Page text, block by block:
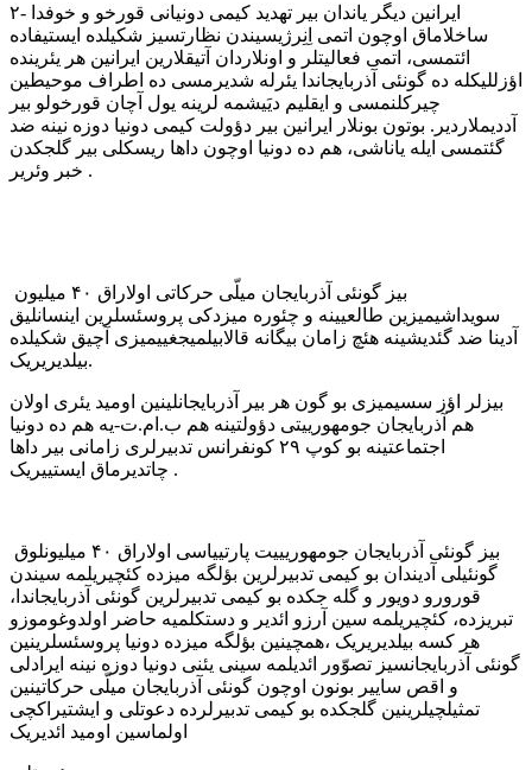
۲- ایرانین دیگر یاندان بیر تهدید کیمی دونیانی قورخو و خوفدا
ساخلاماق اوچون اتمی اِنِرژیسیندن نظارتسیز شکیلده ایستیفاده
ائتمسی، اتمی فعالیتلر و اونلاردان آتیقلارین ایرانین هر یئرینده
اؤزللیکله ده گونئی آذربایجاندا یئرله شدیرمسی ده اطراف موحیطین
چیرکلنمسی و ایقلیم ديَیشمه لرینه یول آچان قورخولو بیر
آددیملاردیر. بوتون بونلار ایرانین بیر دؤولت کیمی دونیا دوزه نینه ضد
گئتمسی ایله یاناشی، هم ده دونیا اوچون داها ریسکلی بیر گلجکدن
خبر وئریر .
سویداشیمیزین طالعیینه و چئوره میزدکی پروسئسلرین اینسانلیق
آدینا ضد گئدیشینه هئچ زامان بیگانه قالابیلمیجغییمیزی آچیق شکیلده
بیلدیریریک.
بیزلر اؤز سسیمیزی بو گون هر بیر آذربایجانلینین اومید یئری اولان
هم آذربایجان جومهورییتی دؤولتینه هم ب.ام.ت-یه هم ده دونیا
اجتماعتینه بو کوپ ۲۹ کونفرانس تدبیرلری زامانی بیر داها
چاتدیرماق ایستییریک .
گونئیلی آدیندان بو کیمی تدبیرلرین بؤلگه میزده کئچیریلمه سیندن
قورورو دویور و گله جکده بو کیمی تدبیرلرین گونئی آذربایجاندا،
تبریزده، کئچیریلمه سین آرزو ائدیر و دستکلمیه حاضر اولدوغوموزو
هر کسه بیلدیریریک ،همچینین بؤلگه میزده دونیا پروسئسلرینین
گونئی آذربایجانسیز تصوّور ائدیلمه سینی یئنی دونیا دوزه نینه ایرادلی
و اقص ساییر بونون اوچون گونئی آذربایجان میلّی حرکاتینین
تمثیلچیلرینین گلجکده بو کیمی تدبیرلرده دعوتلی و ایشتیراکچی